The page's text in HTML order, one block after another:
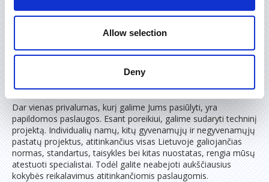
Allow selection
Deny
naudojame spaudimui ir korozijai atsparias medžiagas, kurios
sumontavus, tokią įrangą galima sėkmingai eksploatuoti daug
metų.
2. Papildomos paslaugos
Dar vienas privalumas, kurį galime Jums pasiūlyti, yra
papildomos paslaugos. Esant poreikiui, galime sudaryti techninį
projektą. Individualių namų, kitų gyvenamųjų ir negyvenamųjų
pastatų projektus, atitinkančius visas Lietuvoje galiojančias
normas, standartus, taisykles bei kitas nuostatas, rengia mūsų
atestuoti specialistai. Todėl galite neabejoti aukščiausius
kokybės reikalavimus atitinkančiomis paslaugomis.